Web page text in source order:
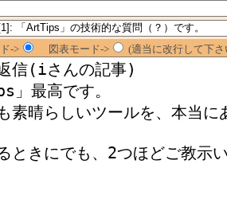
->
図表モード-> (適当に改行して下